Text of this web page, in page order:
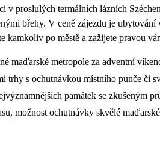
v proslulých termálních lázních
břehy. V ceně zájezdu je
kamkoliv po městě a zažijete pravou
maďarské metropole za adventní
trhy s ochutnávkou místního punče či
památek se zkušeným
možnost ochutnávky skvělé